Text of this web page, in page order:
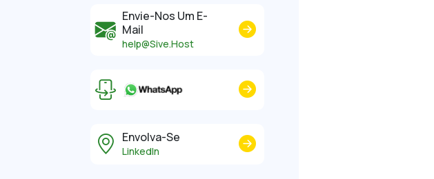
Envie-Nos Um E-
Mail
help@Sive.Host
Envolva-Se
LinkedIn